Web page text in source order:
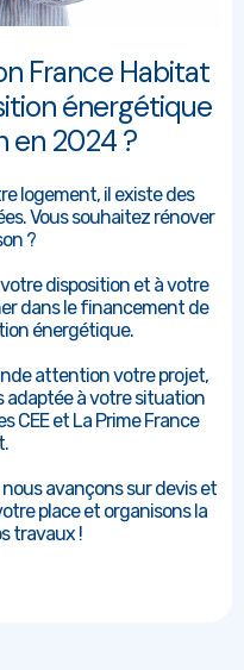
France Habitat
énergétique
en 2024 ?
logement, il existe des
Vous souhaitez rénover
?
disposition et à votre
dans le financement de
énergétique.
attention votre projet,
adaptée à votre situation
CEE et La Prime France
avançons sur devis et
place et organisons la
travaux !